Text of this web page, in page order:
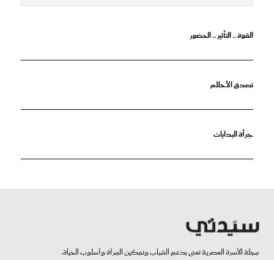
القوة .. التأثير .. الحضور
تصدق الأحلام
جرأة البدايات
مجلة الأسرة العصرية تعنى بدعم الشباب وتمكين المرأة وأسلوب الحياة.